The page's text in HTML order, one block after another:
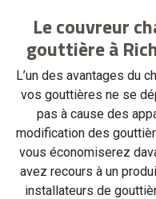
Le couvreur
gouttière à
L’un des avantages du
vos gouttières ne se
pas à cause des
modification des
vous économiserez
avez recours à un
installateurs de